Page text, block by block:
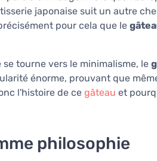
japonaise suit un autre
pour cela que le
tourne vers le minimalisme, le
énorme, prouvant que
l'histoire de ce gâteau et
philosophie